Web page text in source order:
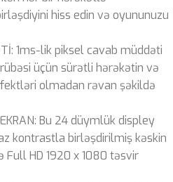
hiss edin və oyununuzu
1ms-lik piksel cavab müddəti
üçün sürətli hərəkətin və
olmadan rəvan şəkildə
Bu 24 düymlük displey
kontrastla birləşdirilmiş kəskin
Full HD 1920 x 1080 təsvir